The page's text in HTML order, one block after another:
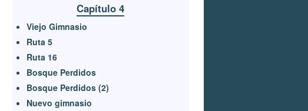
Capítulo 4
Viejo Gimnasio
Ruta 5
Ruta 16
Bosque Perdidos
Bosque Perdidos (2)
Nuevo gimnasio